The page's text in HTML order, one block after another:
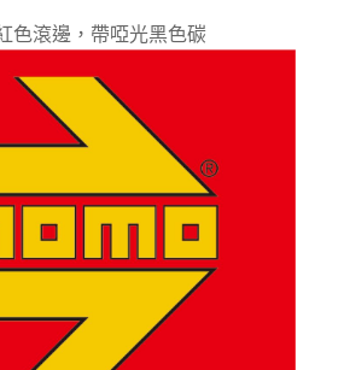
色滾邊，帶啞光黑色碳